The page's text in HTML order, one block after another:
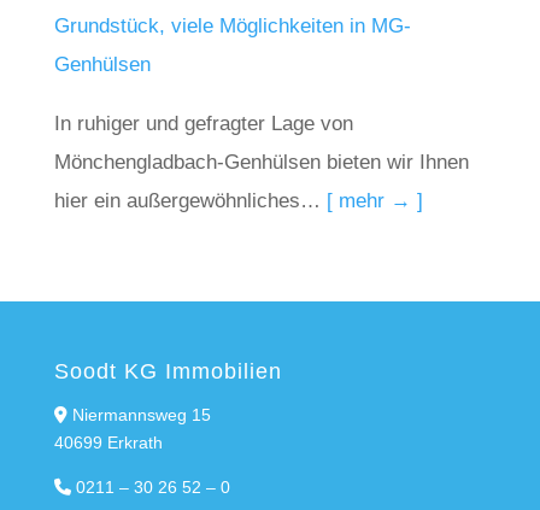
Grundstück, viele Möglichkeiten in MG-
Genhülsen
In ruhiger und gefragter Lage von
Mönchengladbach-Genhülsen bieten wir Ihnen
hier ein außergewöhnliches… [ mehr → ]
Soodt KG Immobilien
Niermannsweg 15
40699 Erkrath
0211 – 30 26 52 – 0